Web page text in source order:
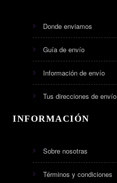
Donde enviamos
Guía de envío
Información de envío
Tus direcciones de envío
INFORMACIÓN
Sobre nosotras
Términos y condiciones